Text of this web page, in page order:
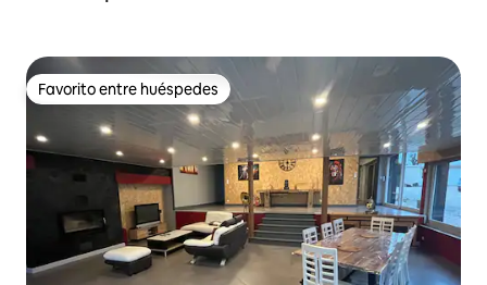
Favorito entre huéspedes
Favorito entre huéspedes